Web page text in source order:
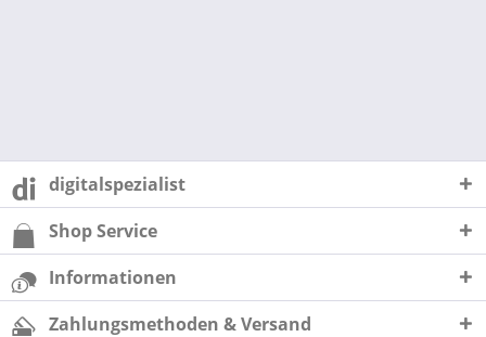
digitalspezialist
Shop Service
Informationen
Zahlungsmethoden & Versand